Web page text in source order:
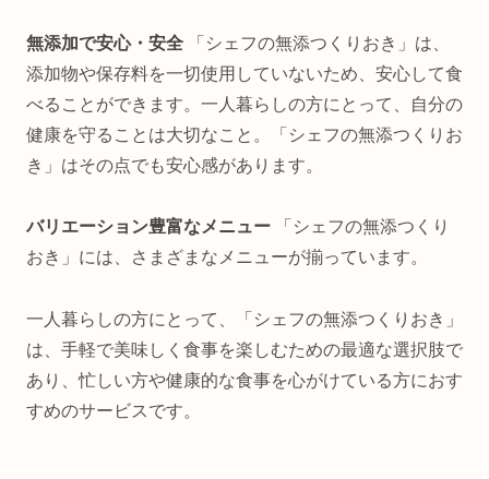
無添加で安心・安全 「シェフの無添つくりおき」は、
添加物や保存料を一切使用していないため、安心して食
べることができます。一人暮らしの方にとって、自分の
健康を守ることは大切なこと。「シェフの無添つくりお
き」はその点でも安心感があります。
バリエーション豊富なメニュー 「シェフの無添つくり
おき」には、さまざまなメニューが揃っています。
一人暮らしの方にとって、「シェフの無添つくりおき」
は、手軽で美味しく食事を楽しむための最適な選択肢で
あり、忙しい方や健康的な食事を心がけている方におす
すめのサービスです。